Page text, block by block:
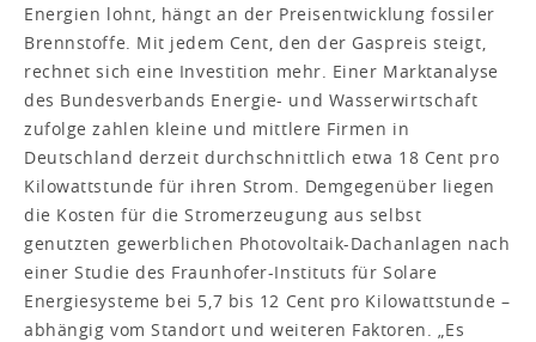
Energien lohnt, hängt an der Preisentwicklung fossiler
Brennstoffe. Mit jedem Cent, den der Gaspreis steigt,
rechnet sich eine Investition mehr. Einer Marktanalyse
des Bundesverbands Energie- und Wasserwirtschaft
zufolge zahlen kleine und mittlere Firmen in
Deutschland derzeit durchschnittlich etwa 18 Cent pro
Kilowattstunde für ihren Strom. Demgegenüber liegen
die Kosten für die Stromerzeugung aus selbst
genutzten gewerblichen Photovoltaik-Dachanlagen nach
einer Studie des Fraunhofer-Instituts für Solare
Energiesysteme bei 5,7 bis 12 Cent pro Kilowattstunde –
abhängig vom Standort und weiteren Faktoren. „Es